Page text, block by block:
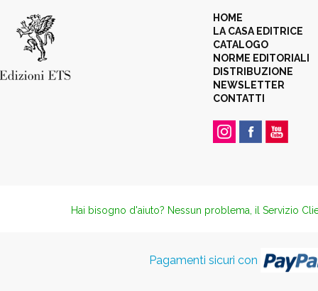
HOME
LA CASA EDITRICE
CATALOGO
NORME EDITORIALI
DISTRIBUZIONE
NEWSLETTER
CONTATTI
Hai bisogno d'aiuto? Nessun problema, il Servizio
Pagamenti sicuri con